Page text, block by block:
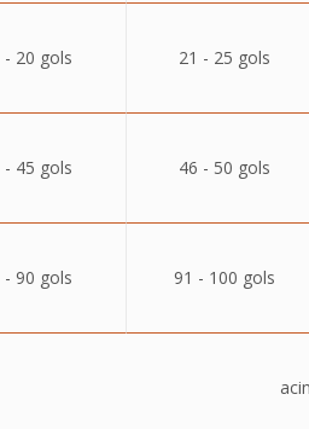
- 20 gols 21 - 25 gols
- 45 gols 46 - 50 gols
- 90 gols 91 - 100 gols